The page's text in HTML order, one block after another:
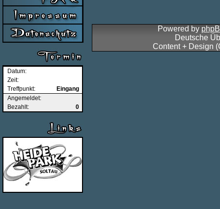
Datum:
Zeit:
Treffpunkt:
Eingang
Angemeldet:
Bezahlt:
0
Powered by
Deutsche
Content + Design